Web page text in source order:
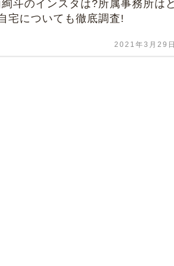
斗のインスタは?所属事務所は
宅についても徹底調査!
2021年3月29